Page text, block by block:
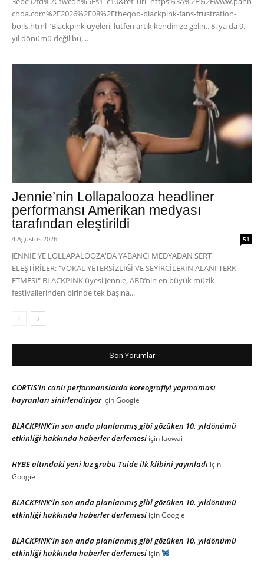
choa.com%2F2026%2F08%2Ftheqoo-blackpink-fans-frustration-
boils.html "Blackpink üyeleri, lütfen artık kendinize gelin.. 8. ya da 9.
yıl dönümü değil bu,...
Jennie’nin Lollapalooza headliner
performansı Amerikan medyası
tarafından eleştirildi
4 Ağustos 2026 51
JENNIE'YE LOLLAPALOOZA'DA YABANCI MEDYADAN SERT
ELEŞTİRİLER: "VOKAL YETERSİZLİĞİ VE SEYİRCİLERİN ALANI TERK
ETMESİ" BLACKPINK üyesi Jennie, ABD’nin en büyük müzik
festivallerinden birinde tek başına...
Son Yorumlar
CORTIS’in canlı performanslarda koreografiyi yapmaması
hayranları sinirlendiriyoriçinGoogie
BLACKPINK’in son anda planlanmış gibi gözüken 10. yıldönümü
etkinliği hakkında haberler derlemesi için laowai_
HYBE altındaki yeni kız grubu Tuide ilk klibini yayınladı için
Googie
BLACKPINK’in son anda planlanmış gibi gözüken 10. yıldönümü
etkinliği hakkında haberler derlemesi içinGoogie
BLACKPINK’in son anda planlanmış gibi gözüken 10. yıldönümü
etkinliği hakkında haberler derlemesi için